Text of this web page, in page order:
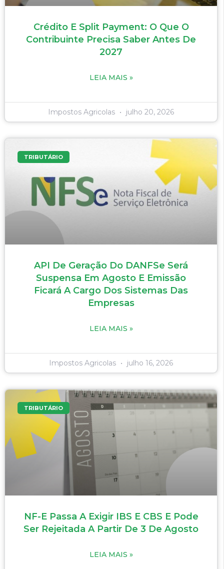
Crédito E Split Payment: O Que O
Contribuinte Precisa Saber Antes De
2027
LEIA MAIS »
Impostos Agricolas julho 20, 2026
TRIBUTÁRIO
API De Geração Do DANFSe Será
Suspensa Em Agosto E Emissão
Ficará A Cargo Dos Sistemas Das
Empresas
LEIA MAIS »
Impostos Agricolas julho 16, 2026
TRIBUTÁRIO
NF-E Passa A Exigir IBS E CBS E Pode
Ser Rejeitada A Partir De 3 De Agosto
LEIA MAIS »